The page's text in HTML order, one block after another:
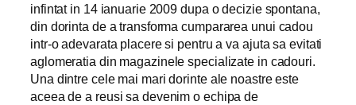
infintat in 14 ianuarie 2009 dupa o decizie spontana,
din dorinta de a transforma cumpararea unui cadou
intr-o adevarata placere si pentru a va ajuta sa evitati
aglomeratia din magazinele specializate in cadouri.
Una dintre cele mai mari dorinte ale noastre este
aceea de a reusi sa devenim o echipa de